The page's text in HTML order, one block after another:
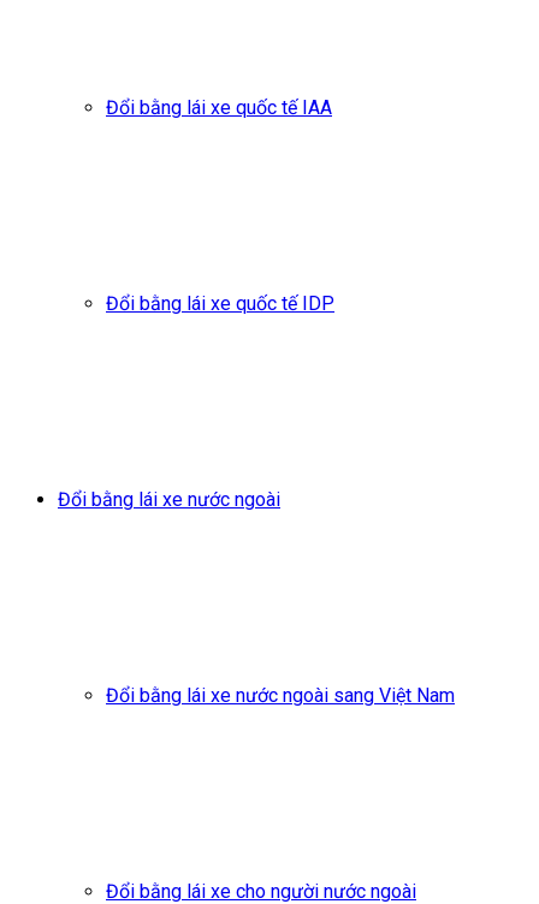
Đổi bằng lái xe quốc tế IAA
Đổi bằng lái xe quốc tế IDP
Đổi bằng lái xe nước ngoài
Đổi bằng lái xe nước ngoài sang Việt Nam
Đổi bằng lái xe cho người nước ngoài